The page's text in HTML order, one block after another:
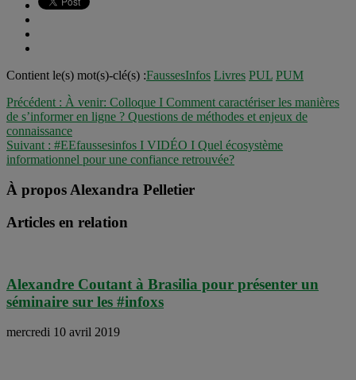
Contient le(s) mot(s)-clé(s) :FaussesInfos Livres PUL PUM
Précédent : À venir: Colloque I Comment caractériser les manières
de s’informer en ligne ? Questions de méthodes et enjeux de
connaissance
Suivant : #EEfaussesinfos I VIDÉO I Quel écosystème
informationnel pour une confiance retrouvée?
À propos Alexandra Pelletier
Articles en relation
Alexandre Coutant à Brasilia pour présenter un
séminaire sur les #infoxs
mercredi 10 avril 2019